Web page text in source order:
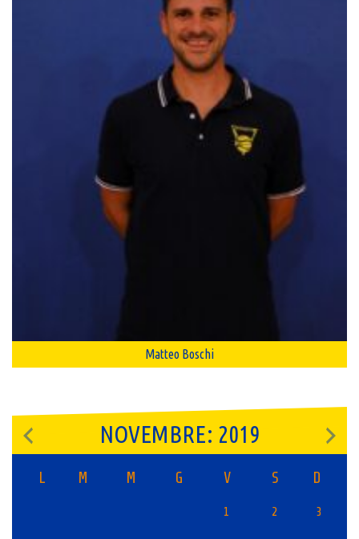
Matteo Boschi
NOVEMBRE: 2019
L M M G V S D
1 2 3